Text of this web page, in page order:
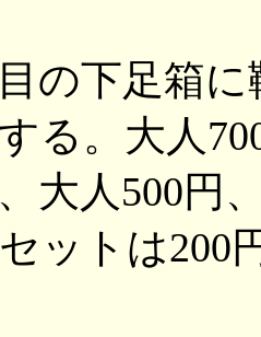
の下足箱
る。大人
大人500円
ットは200